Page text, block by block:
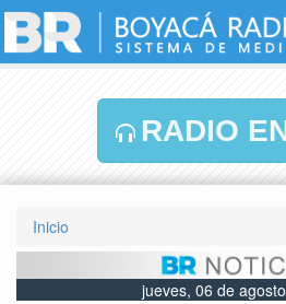
RADIO
Inicio
jueves, 06 de